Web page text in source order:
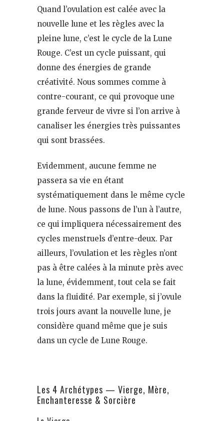
Quand l’ovulation est calée avec la
nouvelle lune et les règles avec la
pleine lune, c’est le cycle de la Lune
Rouge. C’est un cycle puissant, qui
donne des énergies de grande
créativité. Nous sommes comme à
contre-courant, ce qui provoque une
grande ferveur de vivre si l’on arrive à
canaliser les énergies très puissantes
qui sont brassées.
Evidemment, aucune femme ne
passera sa vie en étant
systématiquement dans le même cycle
de lune. Nous passons de l’un à l’autre,
ce qui impliquera nécessairement des
cycles menstruels d’entre-deux. Par
ailleurs, l’ovulation et les règles n’ont
pas à être calées à la minute près avec
la lune, évidemment, tout cela se fait
dans la fluidité. Par exemple, si j’ovule
trois jours avant la nouvelle lune, je
considère quand même que je suis
dans un cycle de Lune Rouge.
Les 4 Archétypes — Vierge, Mère,
Enchanteresse & Sorcière